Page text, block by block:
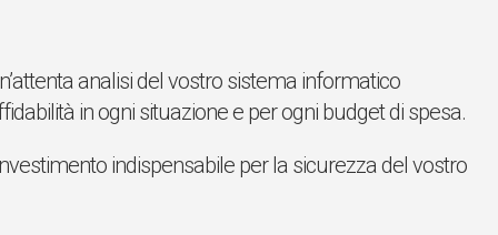
analisi del vostro sistema informatico
in ogni situazione e per ogni budget di spesa.
indispensabile per la sicurezza del vostro